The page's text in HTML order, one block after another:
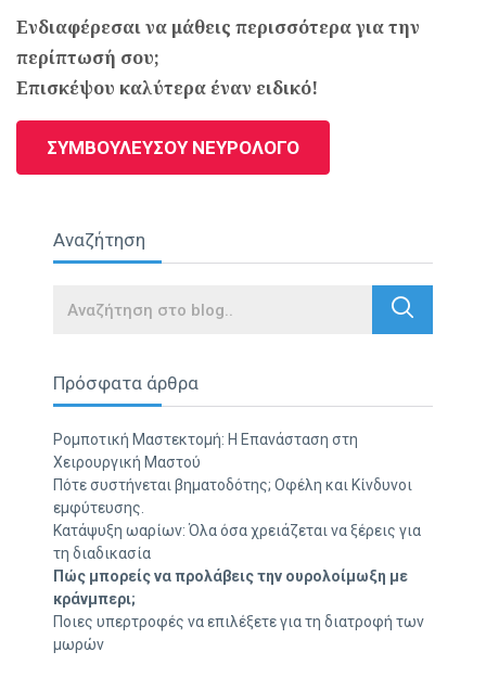
Ενδιαφέρεσαι να μάθεις περισσότερα για την
περίπτωσή σου;
Επισκέψου καλύτερα έναν ειδικό!
ΣΥΜΒΟΥΛΕΥΣΟΥ ΝΕΥΡΟΛΟΓΟ
Αναζήτηση
Search
Πρόσφατα άρθρα
Ρομποτική Μαστεκτομή: Η Επανάσταση στη
Χειρουργική Μαστού
Πότε συστήνεται βηματοδότης; Οφέλη και Κίνδυνοι
εμφύτευσης.
Κατάψυξη ωαρίων: Όλα όσα χρειάζεται να ξέρεις για
τη διαδικασία
Πώς μπορείς να προλάβεις την ουρολοίμωξη με
κράνμπερι;
Ποιες υπερτροφές να επιλέξετε για τη διατροφή των
μωρών